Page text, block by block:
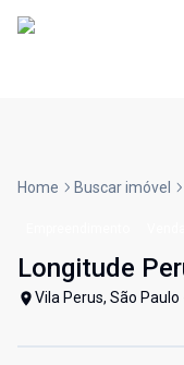
Home Buscar imóvel
Longitude
Vila Perus, São Paulo